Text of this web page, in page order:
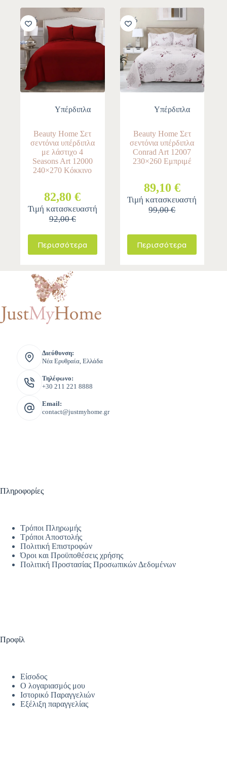
-10%
Υπέρδιπλα
Beauty Home Σετ
σεντόνια υπέρδιπλα
με λάστιχο 4
Seasons Art 12000
240×270 Κόκκινο
82,80 €
Τιμή κατασκευαστή
92,00 €
Περισσότερα
-10%
Υπέρδιπλα
Beauty Home Σετ
σεντόνια υπέρδιπλα
Conrad Art 12007
230×260 Εμπριμέ
89,10 €
Τιμή κατασκευαστή
99,00 €
Περισσότερα
Διεύθυνση:
Νέα Ερυθραία, Ελλάδα
Τηλέφωνο:
+30 211 221 8888
Email:
contact@justmyhome.gr
Πληροφορίες
Τρόποι Πληρωμής
Τρόποι Αποστολής
Πολιτική Επιστροφών
Όροι και Προϋποθέσεις χρήσης
Πολιτική Προστασίας Προσωπικών Δεδομένων
Προφίλ
Είσοδος
Ο λογαριασμός μου
Ιστορικό Παραγγελιών
Εξέλιξη παραγγελίας